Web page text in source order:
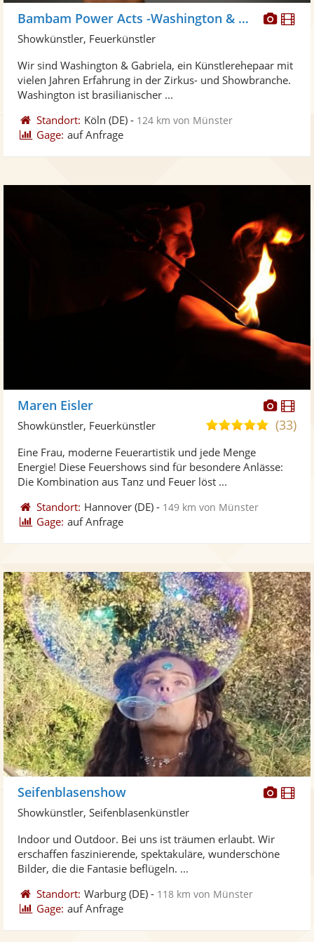
Fotos
Bambam Power Acts -Washington & Gabriela
Showkünstler, Feuerkünstler
Wir sind Washington & Gabriela, ein Künstlerehepaar mit
vielen Jahren Erfahrung in der Zirkus- und Showbranche.
Washington ist brasilianischer ...
Standort: Köln (DE) - 124 km von Münster
Gage: auf Anfrage
Maren Eisler
4,8(33)
Showkünstler, Feuerkünstler
Eine Frau, moderne Feuerartistik und jede Menge
Energie! Diese Feuershows sind für besondere Anlässe:
Die Kombination aus Tanz und Feuer löst ...
Standort: Hannover (DE) - 149 km von Münster
Gage: auf Anfrage
Seifenblasenshow
Showkünstler, Seifenblasenkünstler
Indoor und Outdoor. Bei uns ist träumen erlaubt. Wir
erschaffen faszinierende, spektakuläre, wunderschöne
Bilder, die die Fantasie beflügeln. ...
Standort: Warburg (DE) - 118 km von Münster
Gage: auf Anfrage